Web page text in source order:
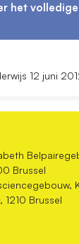
het volledige
12 juni
Brussel
Brussel